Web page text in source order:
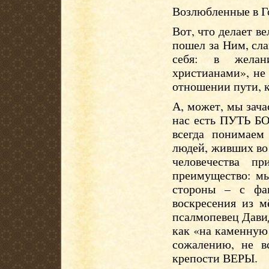
Возлюбленные в
Вот, что делает
пошел за Ним,
себя: в
христианами»,
отношении пути,
А, может, мы
нас есть ПУТЬ
всегда
людей, живших во
человечества
преимущество:
стороны – с
воскресения из
псалмопевец
как «на
сожалению, не
крепости ВЕРЫ.